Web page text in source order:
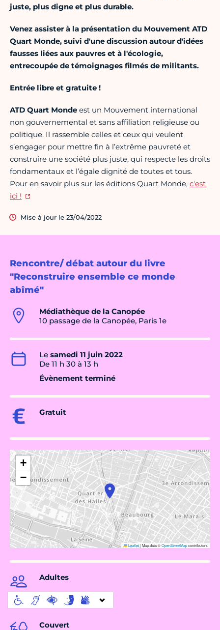
Rencontre/ débat autour du livre
"Reconstruire ensemble ce monde
abîmé"
Médiathèque de la Canopée
10 passage de la Canopée, Paris 1e
Le samedi 11 juin 2022
De 11 h 30 à 13 h
Évènement terminé
Gratuit
+
−
Leaflet|Map data ©OpenStreetMapcontributors
Adultes
Couvert
juste, plus digne et plus durable.
Venez assister à la présentation du Mouvement ATD
Quart Monde, suivi d'une discussion autour d'idées
fausses liées aux pauvres et à l'écologie,
entrecoupée de témoignages filmés de militants.
Entrée libre et gratuite !
ATD Quart Monde est un Mouvement international
non gouvernemental et sans affiliation religieuse ou
politique. Il rassemble celles et ceux qui veulent
s’engager pour mettre fin à l’extrême pauvreté et
construire une société plus juste, qui respecte les droits
fondamentaux et l’égale dignité de toutes et tous.
Pour en savoir plus sur les éditions Quart Monde, c'est
ici !
Mise à jour le 23/04/2022